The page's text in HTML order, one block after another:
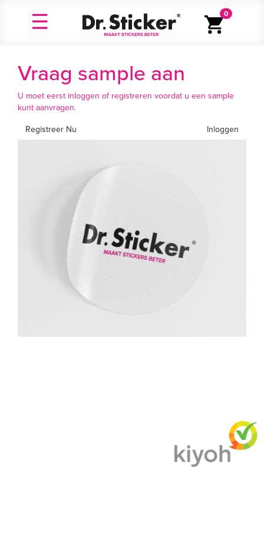
0
Vraag sample aan
U moet eerst inloggen of registreren voordat u een sample
kunt aanvragen.